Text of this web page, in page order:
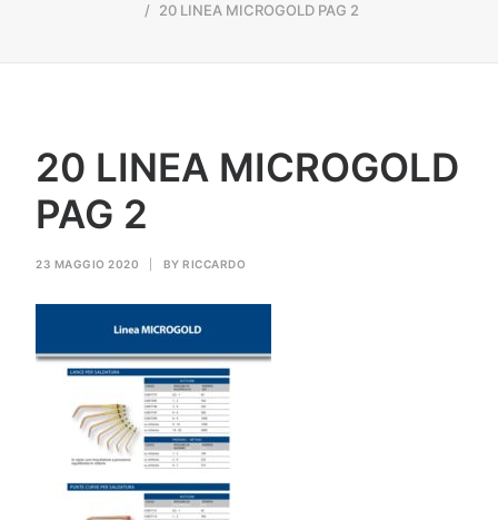
TECNOLOGIA LASER
GAS PER SALDATURA
RICERCA
20 LINEA MICROGOLD PAG 2
20 LINEA MICROGOLD
PAG 2
23 MAGGIO 2020 BY RICCARDO